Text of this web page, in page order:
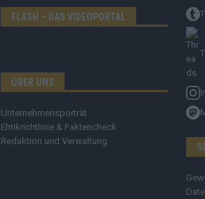
FLASH – DAS VIDEOPORTAL
ÜBER UNS
Unternehmensporträt
Ehtikrichtlinie & Faktencheck
Redaktion und Verwaltung